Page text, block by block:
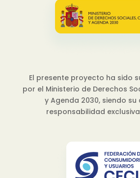
El presente proyecto ha sido
por el Ministerio de Derechos
y Agenda 2030, siendo
responsabilidad exclusiva